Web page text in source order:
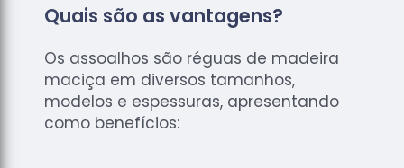
Tacos de
Madeiras
Quais são as vantagens?
Os assoalhos são réguas de madeira
maciça em diversos tamanhos,
modelos e espessuras, apresentando
como benefícios: